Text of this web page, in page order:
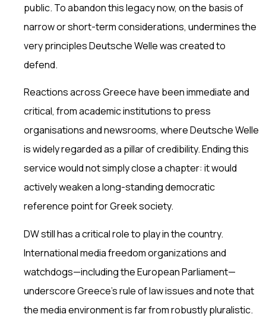
public. To abandon this legacy now, on the basis of
narrow or short-term considerations, undermines the
very principles Deutsche Welle was created to
defend.
Reactions across Greece have been immediate and
critical, from academic institutions to press
organisations and newsrooms, where Deutsche Welle
is widely regarded as a pillar of credibility. Ending this
service would not simply close a chapter: it would
actively weaken a long-standing democratic
reference point for Greek society.
DW still has a critical role to play in the country.
International media freedom organizations and
watchdogs—including the European Parliament—
underscore Greece’s rule of law issues and note that
the media environment is far from robustly pluralistic.